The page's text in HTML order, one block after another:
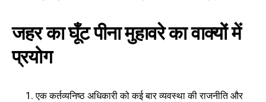
जहर का घूँट पीना मुहावरे का वाक्यों में
प्रयोग
एक कर्तव्यनिष्ठ अधिकारी को कई बार व्यवस्था की राजनीति और